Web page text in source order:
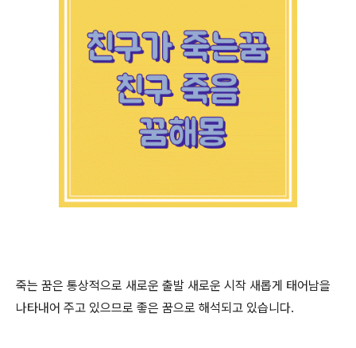
죽는 꿈은 통상적으로 새로운 출발 새로운 시작 새롭게 태어남을
나타내어 주고 있으므로 좋은 꿈으로 해석되고 있습니다.